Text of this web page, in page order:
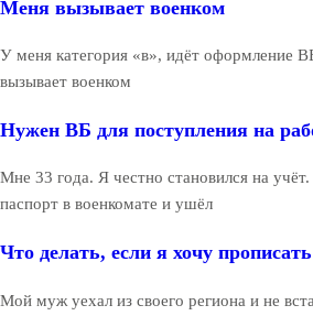
Меня вызывает военком
У меня категория «в», идёт оформление
вызывает военком
Нужен ВБ для поступления на
Мне 33 года. Я честно становился на
паспорт в военкомате и ушёл
Что делать, если я хочу
Мой муж уехал из своего региона и не